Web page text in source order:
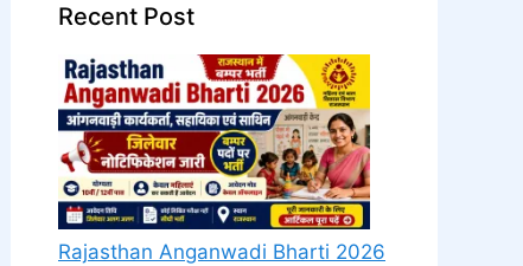
Recent Post
Rajasthan Anganwadi Bharti 2026